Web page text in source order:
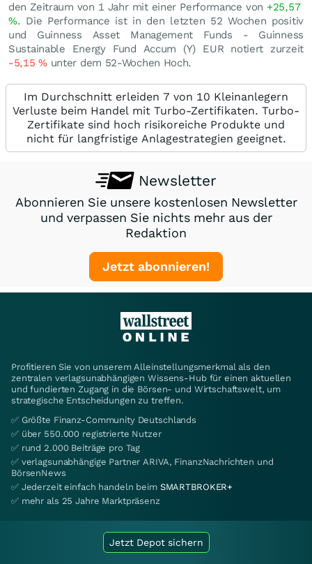
den Zeitraum von 1 Jahr mit einer Performance von +25,57
%. Die Performance ist in den letzten 52 Wochen positiv
und Guinness Asset Management Funds - Guinness
Sustainable Energy Fund Accum (Y) EUR notiert zurzeit
-5,15%unter dem 52-Wochen Hoch.
Im Durchschnitt erleiden 7 von 10 Kleinanlegern
Verluste beim Handel mit Turbo-Zertifikaten. Turbo-
Zertifikate sind hoch risikoreiche Produkte und
nicht für langfristige Anlagestrategien geeignet.
Newsletter
Abonnieren Sie unsere kostenlosen Newsletter
und verpassen Sie nichts mehr aus der
Redaktion
Jetzt abonnieren!
Profitieren Sie von unserem Alleinstellungsmerkmal als den
zentralen verlagsunabhängigen Wissens-Hub für einen aktuellen
und fundierten Zugang in die Börsen- und Wirtschaftswelt, um
strategische Entscheidungen zu treffen.
✅ Größte Finanz-Community Deutschlands
✅ über 550.000 registrierte Nutzer
✅ rund 2.000 Beiträge pro Tag
✅ verlagsunabhängige Partner ARIVA, FinanzNachrichten und
BörsenNews
✅ Jederzeit einfach handeln beim SMARTBROKER+
✅ mehr als 25 Jahre Marktpräsenz
Jetzt Depot sichern